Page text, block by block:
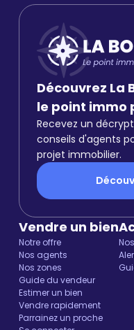
Découvrez La
le point immo
Recevez un
conseils d'agents
projet immobilier.
Vendre un bien
Notre offre
Nos agents
Nos zones
Guide du vendeur
Estimer un bien
Vendre rapidement
Parrainez un proche